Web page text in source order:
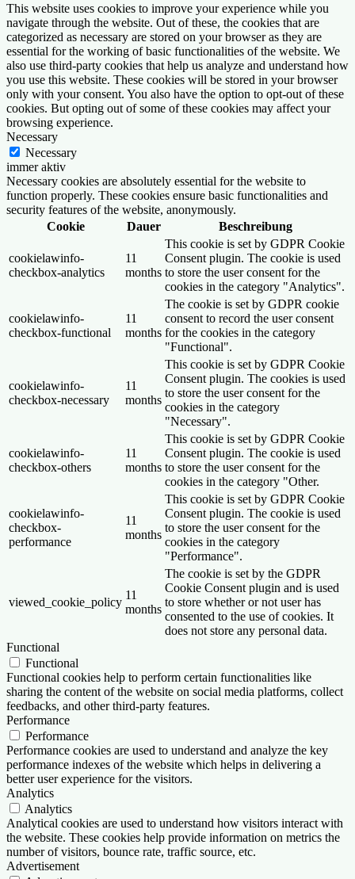
This website uses cookies to improve your experience while you
navigate through the website. Out of these, the cookies that are
categorized as necessary are stored on your browser as they are
essential for the working of basic functionalities of the website. We
also use third-party cookies that help us analyze and understand how
you use this website. These cookies will be stored in your browser
only with your consent. You also have the option to opt-out of these
cookies. But opting out of some of these cookies may affect your
browsing experience.
Necessary
Necessary
immer aktiv
Necessary cookies are absolutely essential for the website to
function properly. These cookies ensure basic functionalities and
security features of the website, anonymously.
Cookie
Dauer Beschreibung
cookielawinfo-
checkbox-analytics
11
months
This cookie is set by GDPR Cookie
Consent plugin. The cookie is used
to store the user consent for the
cookies in the category "Analytics".
cookielawinfo-
checkbox-functional
11
months
The cookie is set by GDPR cookie
consent to record the user consent
for the cookies in the category
"Functional".
cookielawinfo-
checkbox-necessary
11
months
This cookie is set by GDPR Cookie
Consent plugin. The cookies is used
to store the user consent for the
cookies in the category
"Necessary".
cookielawinfo-
checkbox-others
11
months
This cookie is set by GDPR Cookie
Consent plugin. The cookie is used
to store the user consent for the
cookies in the category "Other.
cookielawinfo-
checkbox-
performance
11
months
This cookie is set by GDPR Cookie
Consent plugin. The cookie is used
to store the user consent for the
cookies in the category
"Performance".
viewed_cookie_policy
11
months
The cookie is set by the GDPR
Cookie Consent plugin and is used
to store whether or not user has
consented to the use of cookies. It
does not store any personal data.
Functional
Functional
Functional cookies help to perform certain functionalities like
sharing the content of the website on social media platforms, collect
feedbacks, and other third-party features.
Performance
Performance
Performance cookies are used to understand and analyze the key
performance indexes of the website which helps in delivering a
better user experience for the visitors.
Analytics
Analytics
Analytical cookies are used to understand how visitors interact with
the website. These cookies help provide information on metrics the
number of visitors, bounce rate, traffic source, etc.
Advertisement